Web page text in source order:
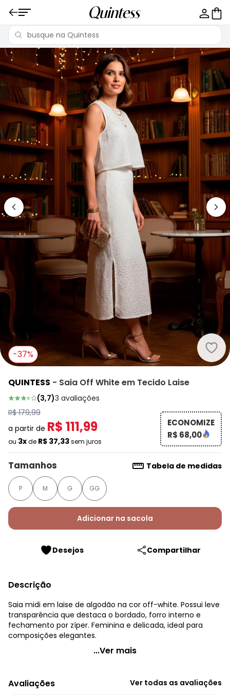
-37%
QUINTESS - Saia Off White em Tecido Laise
(3,7)3 avaliações
R$ 179,99
a partir de R$ 111,99
ou 3xde R$ 37,33sem juros
ECONOMIZE
R$ 68,00
Tamanhos Tabela de medidas
P M G GG
Adicionar na sacola
Desejos Compartilhar
Descrição
Saia midi em laise de algodão na cor off-white. Possui leve
transparência que destaca o bordado, forro interno e
fechamento por zíper. Feminina e delicada, ideal para
composições elegantes.
Quintess - Saia Off White em Tecido Laise
Modelagem: Solto
Cintura: Alta
...Ver mais
Avaliações Ver todas as avaliações